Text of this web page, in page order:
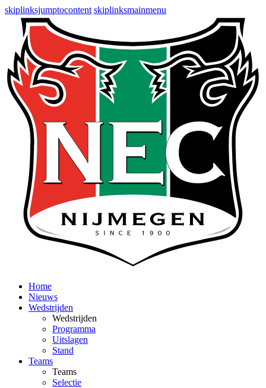
skiplinksjumptocontent skiplinksmainmenu
Home
Nieuws
Wedstrijden
Wedstrijden
Programma
Uitslagen
Stand
Teams
Teams
Selectie